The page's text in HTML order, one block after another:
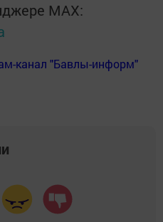
MАХ:
канал "Бавлы-информ"